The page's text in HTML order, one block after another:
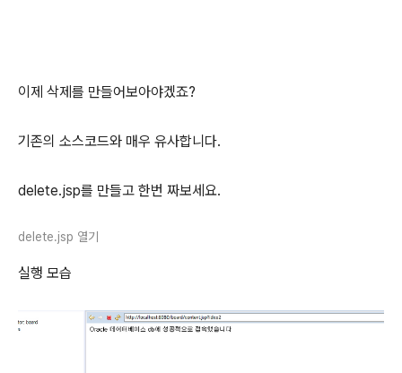
이제 삭제를 만들어보아야겠죠?
기존의 소스코드와 매우 유사합니다.
delete.jsp를 만들고 한번 짜보세요.
delete.jsp 열기
실행 모습